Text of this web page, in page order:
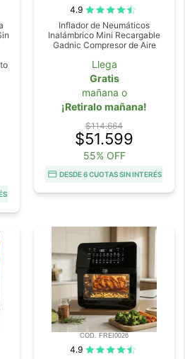
4.9
Inflador de Neumáticos
Inalámbrico Mini Recargable
Gadnic Compresor de Aire
Llega
Gratis
mañana o
¡Retiralo mañana!
$114.664
$51.599
55% OFF
DESDE 6 CUOTAS SIN INTERÉS
COD. FREI0026
4.9